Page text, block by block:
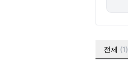
전체 (1)